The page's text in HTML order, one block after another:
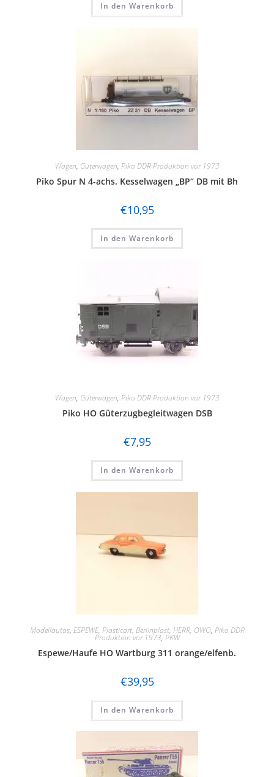
In den Warenkorb
Wagen, Güterwagen, Piko DDR Produktion vor 1973
Piko Spur N 4-achs. Kesselwagen „BP“ DB mit Bh
€10,95
In den Warenkorb
Wagen, Güterwagen, Piko DDR Produktion vor 1973
Piko HO Güterzugbegleitwagen DSB
€7,95
In den Warenkorb
Modellautos, ESPEWE, Plasticart, Berlinplast, HERR, OWO, Piko DDR
Produktion vor 1973, PKW
Espewe/Haufe HO Wartburg 311 orange/elfenb.
€39,95
In den Warenkorb